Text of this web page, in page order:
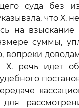
суда без
что Х.
на
суммы,
вопреки
Х. речь идет